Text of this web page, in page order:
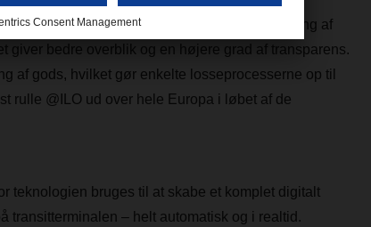
datamatrixkoder skabes en digital tvilling af
bedre overblik og en højere grad af transparens.
af gods, hvilket gør enkelte losseprocesserne op til
rulle @ILO ud over hele Europa i løbet af de
teknologien bruges til at skabe et komplet digitalt
transitterminalen – helt automatisk og i realtid.